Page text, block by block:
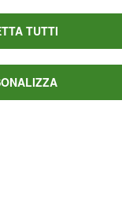
TUTTI